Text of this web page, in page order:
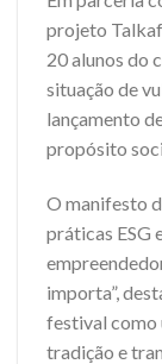
projeto
20 alunos do
situação de
lançamento
propósito
O manifesto
práticas ESG
importa”,
festival como
tradição e